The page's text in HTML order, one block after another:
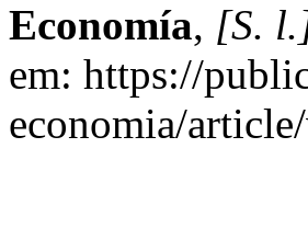
Economía, [S.
em: https://
economia/